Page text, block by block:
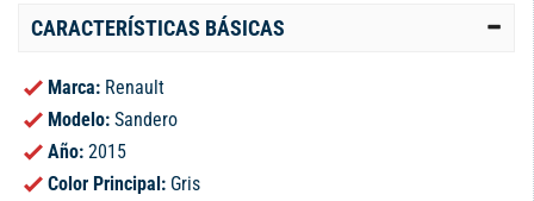
CARACTERÍSTICAS BÁSICAS
Marca: Renault
Modelo: Sandero
Año: 2015
Color Principal: Gris